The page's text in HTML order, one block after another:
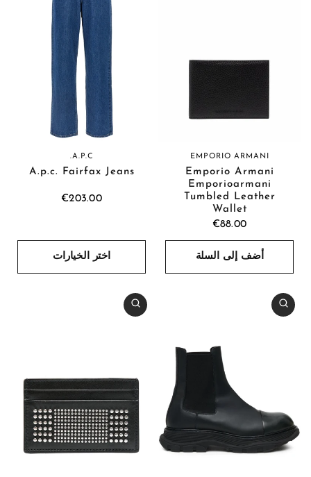
EMPORIO ARMANI
Emporio Armani
Emporioarmani
Tumbled Leather
Wallet
€88.00
أضف إلى السلة
A.P.C.
A.p.c. Fairfax Jeans
€203.00
اختر الخيارات